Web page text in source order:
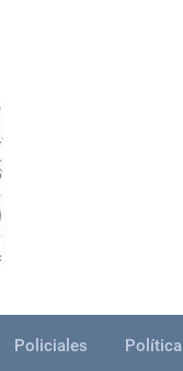
Policiales Política